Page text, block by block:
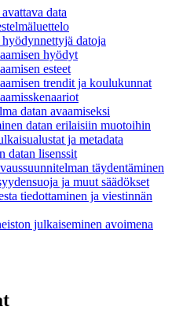
data
datoja
hyödyt
esteet
trendit ja koulukunnat
datan avaamiseksi
datan erilaisiin muotoihin
ja metadata
datan lisenssit
täydentäminen
ja muut säädökset
tiedottaminen ja viestinnän
julkaiseminen avoimena